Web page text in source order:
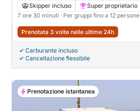
minuti.Skipper incluso Super proprietario
7 ore 30 minuti · Per gruppi fino a 12 persone
Prenotata 3 volte nelle ultime 24h
Carburante incluso
Cancellazione flessibile
Prenotazione istantanea